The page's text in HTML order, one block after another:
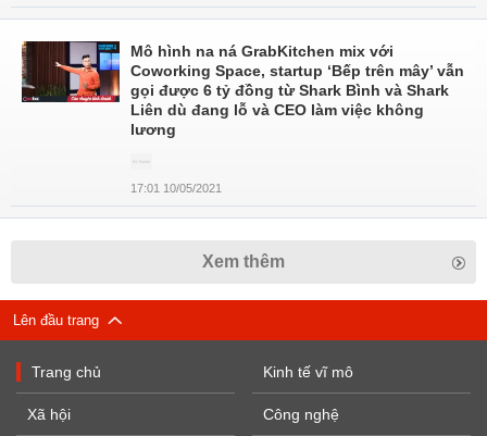
Mô hình na ná GrabKitchen mix với
Coworking Space, startup ‘Bếp trên mây’ vẫn
gọi được 6 tỷ đồng từ Shark Bình và Shark
Liên dù đang lỗ và CEO làm việc không
lương
17:01 10/05/2021
Xem thêm
Lên đầu trang
Trang chủ
Xã hội
Kinh tế vĩ mô
Công nghệ